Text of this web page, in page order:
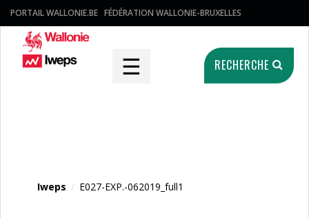
PORTAIL WALLONIE.BE FÉDÉRATION WALLONIE-BRUXELLES
☰ RECHERCHE
Iweps / E027-EXP.-062019_full1